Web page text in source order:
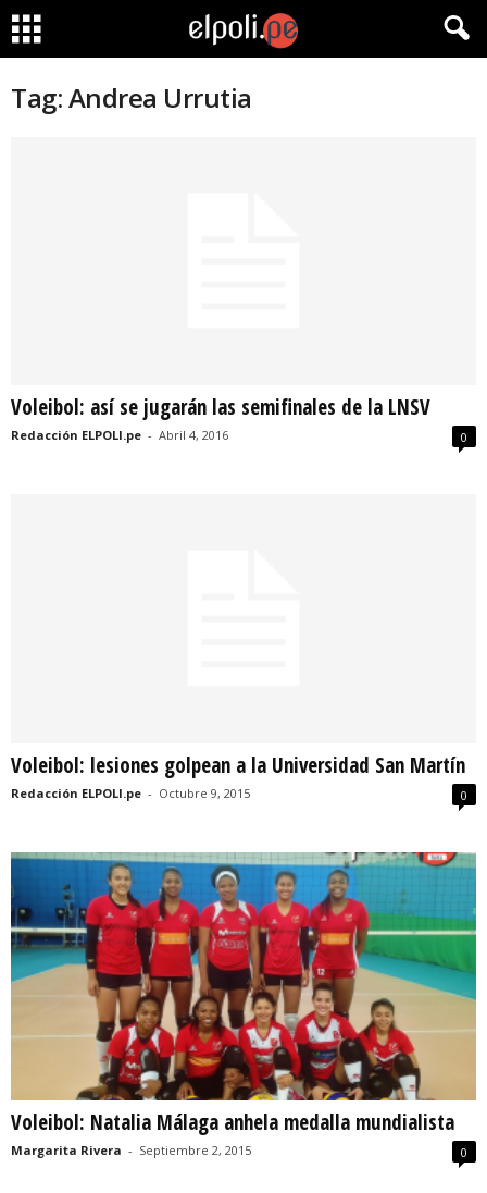
Tag: Andrea Urrutia
Voleibol: así se jugarán las semifinales de la LNSV
Redacción ELPOLI.pe - Abril 4, 2016 0
Voleibol: lesiones golpean a la Universidad San Martín
Redacción ELPOLI.pe - Octubre 9, 2015 0
Voleibol: Natalia Málaga anhela medalla mundialista
Margarita Rivera - Septiembre 2, 2015 0